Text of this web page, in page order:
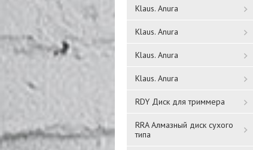
Klaus. Anura
Klaus. Anura
Klaus. Anura
Klaus. Anura
RDY Диск для триммера
RRA Алмазный диск сухого
типа